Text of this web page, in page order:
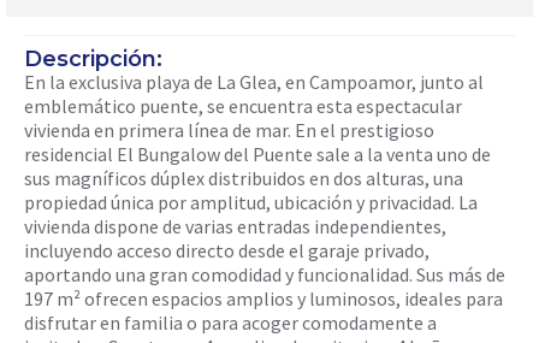
Descripción:
En la exclusiva playa de La Glea, en Campoamor, junto al
emblemático puente, se encuentra esta espectacular
vivienda en primera línea de mar. En el prestigioso
residencial El Bungalow del Puente sale a la venta uno de
sus magníficos dúplex distribuidos en dos alturas, una
propiedad única por amplitud, ubicación y privacidad. La
vivienda dispone de varias entradas independientes,
incluyendo acceso directo desde el garaje privado,
aportando una gran comodidad y funcionalidad. Sus más de
197 m² ofrecen espacios amplios y luminosos, ideales para
disfrutar en familia o para acoger comodamente a